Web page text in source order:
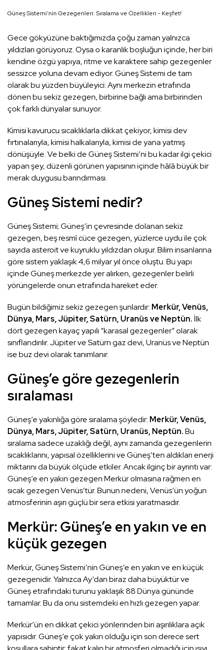
Güneş Sistemi'nin Gezegenleri: Sıralama ve Özellikleri - Keşfet!
Gece gökyüzüne baktığımızda çoğu zaman yalnızca
yıldızları görüyoruz. Oysa o karanlık boşluğun içinde, her biri
kendine özgü yapıya, ritme ve karaktere sahip gezegenler
sessizce yoluna devam ediyor. Güneş Sistemi de tam
olarak bu yüzden büyüleyici: Aynı merkezin etrafında
dönen bu sekiz gezegen, birbirine bağlı ama birbirinden
çok farklı dünyalar sunuyor.
Kimisi kavurucu sıcaklıklarla dikkat çekiyor, kimisi dev
fırtınalarıyla, kimisi halkalarıyla, kimisi de yana yatmış
dönüşüyle. Ve belki de Güneş Sistemi’ni bu kadar ilgi çekici
yapan şey, düzenli görünen yapısının içinde hâlâ büyük bir
merak duygusu barındırması.
Güneş Sistemi nedir?
Güneş Sistemi; Güneş’in çevresinde dolanan sekiz
gezegen, beş resmî cüce gezegen, yüzlerce uydu ile çok
sayıda asteroit ve kuyruklu yıldızdan oluşur. Bilim insanlarına
göre sistem yaklaşık 4,6 milyar yıl önce oluştu. Bu yapı
içinde Güneş merkezde yer alırken, gezegenler belirli
yörüngelerde onun etrafında hareket eder.
Bugün bildiğimiz sekiz gezegen şunlardır: Merkür, Venüs,
Dünya, Mars, Jüpiter, Satürn, Uranüs ve Neptün. İlk
dört gezegen kayaç yapılı “karasal gezegenler” olarak
sınıflandırılır. Jüpiter ve Satürn gaz devi, Uranüs ve Neptün
ise buz devi olarak tanımlanır.
Güneş’e göre gezegenlerin
sıralaması
Güneş’e yakınlığa göre sıralama şöyledir: Merkür, Venüs,
Dünya, Mars, Jüpiter, Satürn, Uranüs, Neptün.Bu
sıralama sadece uzaklığı değil, aynı zamanda gezegenlerin
sıcaklıklarını, yapısal özelliklerini ve Güneş’ten aldıkları enerji
miktarını da büyük ölçüde etkiler. Ancak ilginç bir ayrıntı var:
Güneş’e en yakın gezegen Merkür olmasına rağmen en
sıcak gezegen Venüs’tür. Bunun nedeni, Venüs’ün yoğun
atmosferinin aşırı güçlü bir sera etkisi yaratmasıdır.
Merkür: Güneş’e en yakın ve en
küçük gezegen
Merkür, Güneş Sistemi’nin Güneş’e en yakın ve en küçük
gezegenidir. Yalnızca Ay’dan biraz daha büyüktür ve
Güneş etrafındaki turunu yaklaşık 88 Dünya gününde
tamamlar. Bu da onu sistemdeki en hızlı gezegen yapar.
Merkür’ün en dikkat çekici yönlerinden biri aşırılıklara açık
yapısıdır. Güneş’e çok yakın olduğu için son derece sert